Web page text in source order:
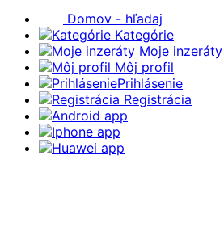
Domov - hľadaj
Kategórie
Moje inzeráty
Môj profil
Prihlásenie
Registrácia